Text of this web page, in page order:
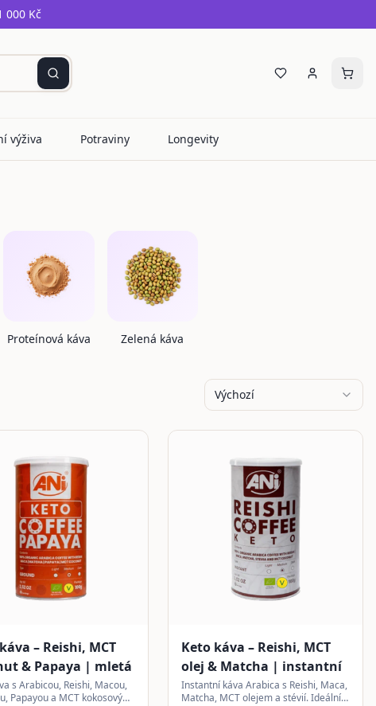
000 Kč
výživa Potraviny Longevity
Proteínová káva Zelená káva
Výchozí
– Reishi, MCT
& Papaya | mletá
s Arabicou, Reishi, Macou,
Papayou a MCT kokosovým
Keto káva – Reishi, MCT
olej & Matcha | instantní
Instantní káva Arabica s Reishi, Maca,
Matcha, MCT olejem a stévií. Ideální